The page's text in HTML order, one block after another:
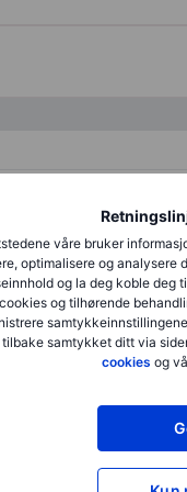
våre bruker
optimalisere og analysere
og la deg koble deg
og tilhørende
samtykket ditt via
cookies og